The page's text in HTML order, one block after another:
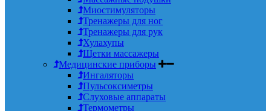
Миостимуляторы
Тренажеры для ног
Тренажеры для рук
Хулахупы
Щетки массажеры
Медицинские приборы
Ингаляторы
Пульсоксиметры
Слуховые аппараты
Термометры